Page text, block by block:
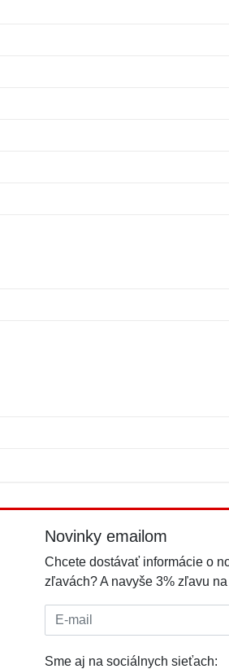
Novinky emailom
Chcete dostávať informácie o
zľavách? A navyše 3% zľavu
E-mail:
Sme aj na sociálnych sieťach: